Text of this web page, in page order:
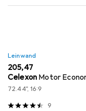
Leinwand
EUR
205,47
Celexon Motor
72.44", 16:9
9